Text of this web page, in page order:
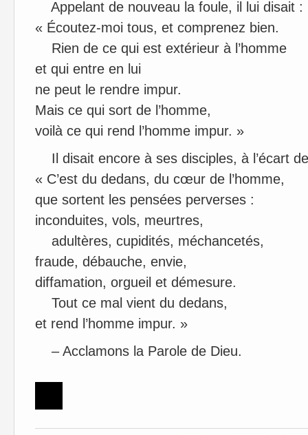
Appelant de nouveau la foule, il lui disait :
« Écoutez-moi tous, et comprenez bien.
Rien de ce qui est extérieur à l’homme
et qui entre en lui
ne peut le rendre impur.
Mais ce qui sort de l’homme,
voilà ce qui rend l’homme impur. »
Il disait encore à ses disciples, à l’écart
« C’est du dedans, du cœur de l’homme,
que sortent les pensées perverses :
inconduites, vols, meurtres,
adultères, cupidités, méchancetés,
fraude, débauche, envie,
diffamation, orgueil et démesure.
Tout ce mal vient du dedans,
et rend l’homme impur. »
– Acclamons la Parole de Dieu.